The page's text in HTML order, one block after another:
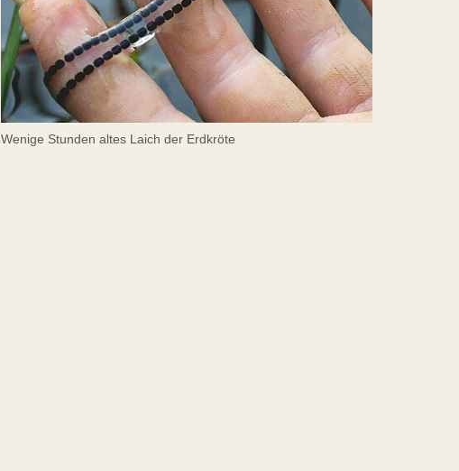
Wenige Stunden altes Laich der Erdkröte